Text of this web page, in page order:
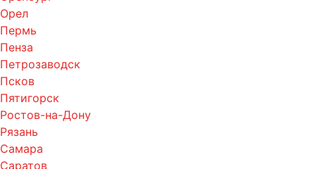
Орел
Пермь
Пенза
Петрозаводск
Псков
Пятигорск
Ростов-на-Дону
Рязань
Самара
Саратов